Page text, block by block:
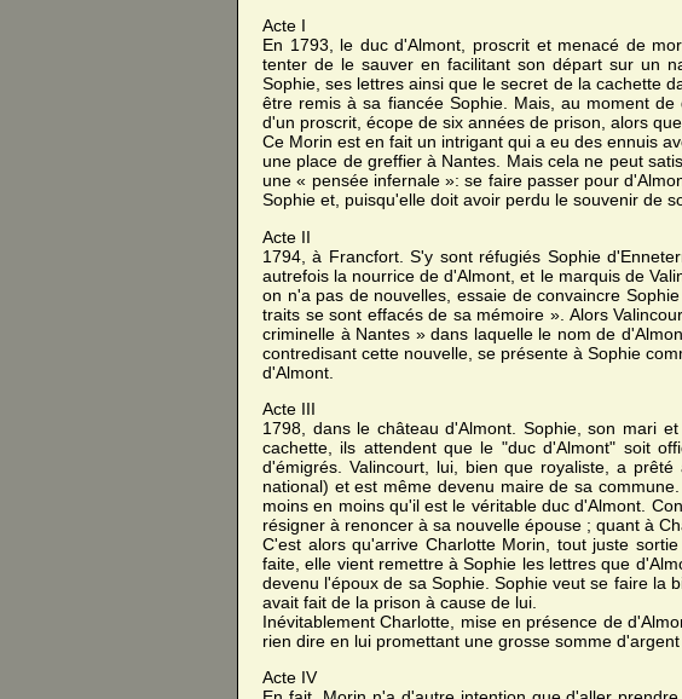
Acte I
En 1793, le duc d'Almont, proscrit et menacé de
tenter de le sauver en facilitant son départ sur un
Sophie, ses lettres ainsi que le secret de la cachette
être remis à sa fiancée Sophie. Mais, au moment
d'un proscrit, écope de six années de prison, alors
Ce Morin est en fait un intrigant qui a eu des ennuis
une place de greffier à Nantes. Mais cela ne peut
une « pensée infernale »: se faire passer pour
Sophie et, puisqu'elle doit avoir perdu le souvenir de
Acte II
1794, à Francfort. S'y sont réfugiés Sophie
autrefois la nourrice de d'Almont, et le marquis de
on n'a pas de nouvelles, essaie de convaincre
traits se sont effacés de sa mémoire ». Alors
criminelle à Nantes » dans laquelle le nom de
contredisant cette nouvelle, se présente à Sophie
d'Almont.
Acte III
1798, dans le château d'Almont. Sophie, son mari
cachette, ils attendent que le "duc d'Almont" soit
d'émigrés. Valincourt, lui, bien que royaliste, a
national) et est même devenu maire de sa
moins en moins qu'il est le véritable duc d'Almont.
résigner à renoncer à sa nouvelle épouse ; quant à
C'est alors qu'arrive Charlotte Morin, tout juste
faite, elle vient remettre à Sophie les lettres que
devenu l'époux de sa Sophie. Sophie veut se faire la
avait fait de la prison à cause de lui.
Inévitablement Charlotte, mise en présence de
rien dire en lui promettant une grosse somme
Acte IV